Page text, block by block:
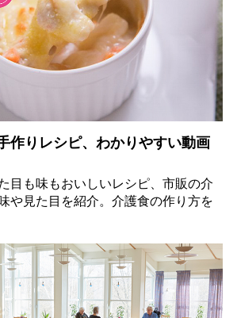
作りレシピ、わかりやすい動画
目も味もおいしいレシピ、市販の介
や見た目を紹介。介護食の作り方を